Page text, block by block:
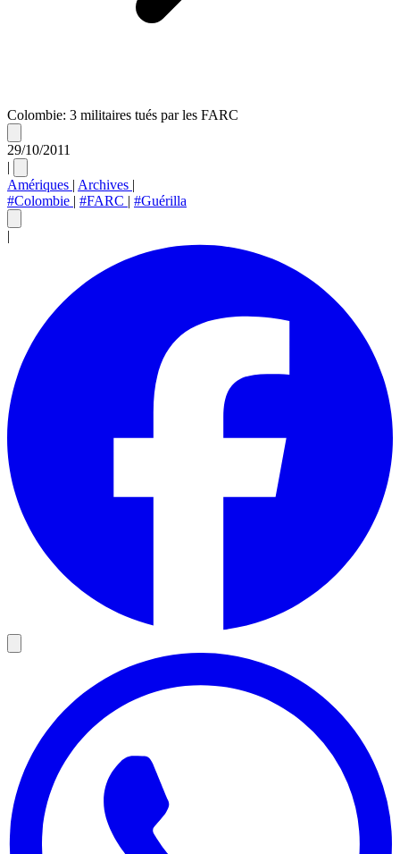
Colombie: 3 militaires tués par les FARC
29/10/2011
|
Amériques | Archives |
#Colombie | #FARC | #Guérilla
|